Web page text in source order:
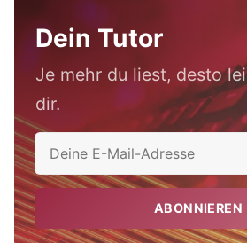
Dein Tutor
Je mehr du liest, desto
dir.
ABONNIEREN